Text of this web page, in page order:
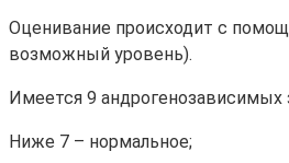
Оценивание происходит с
возможный уровень).
Имеется 9 андрогенозависимых
Ниже 7 – нормальное;